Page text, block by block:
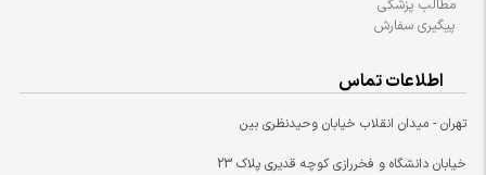
مطالب پزشکی
پیگیری سفارش
اطلاعات تماس
تهران - میدان انقلاب خیابان وحیدنظری بین
خیابان دانشگاه و فخررازی کوچه قدیری پلاک 23